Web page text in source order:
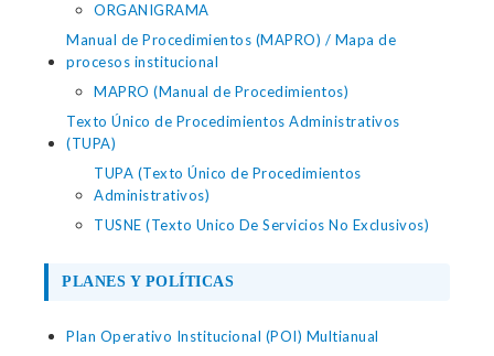
ORGANIGRAMA
Manual de Procedimientos (MAPRO) / Mapa de
procesos institucional
MAPRO (Manual de Procedimientos)
Texto Único de Procedimientos Administrativos
(TUPA)
TUPA (Texto Único de Procedimientos
Administrativos)
TUSNE (Texto Unico De Servicios No Exclusivos)
PLANES Y POLÍTICAS
Plan Operativo Institucional (POI) Multianual